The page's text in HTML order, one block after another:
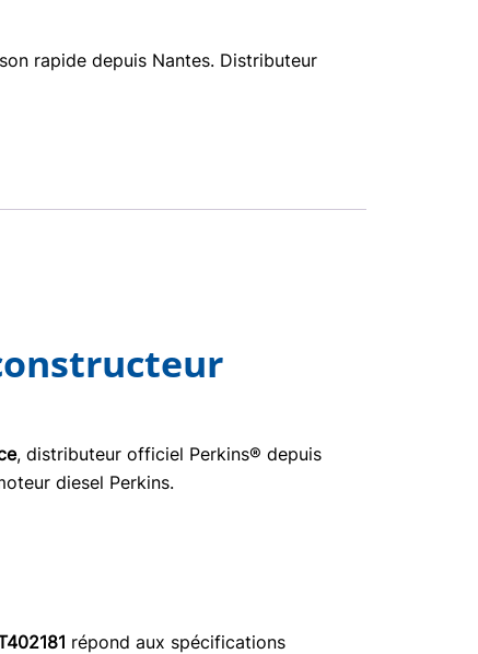
rapide depuis Nantes. Distributeur
, distributeur officiel Perkins® depuis
diesel Perkins.
répond aux spécifications